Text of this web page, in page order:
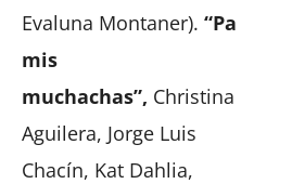
Evaluna Montaner). “Pa
mis
muchachas”, Christina
Aguilera, Jorge Luis
Chacín, Kat Dahlia,